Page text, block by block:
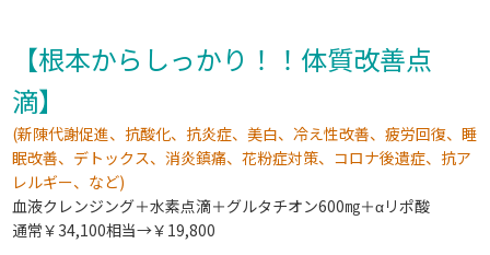
【根本からしっかり！！体質改善点
滴】
(新陳代謝促進、抗酸化、抗炎症、美白、冷え性改善、疲労回復、睡
眠改善、デトックス、消炎鎮痛、花粉症対策、コロナ後遺症、抗ア
レルギー、など)
血液クレンジング＋水素点滴＋グルタチオン600㎎＋αリポ酸
通常￥34,100相当→￥19,800